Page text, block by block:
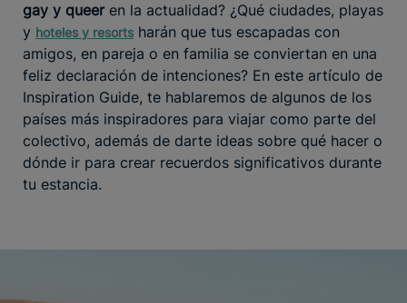
gay y queeren la actualidad? ¿Qué ciudades, playas
y hoteles y resorts harán que tus escapadas con
amigos, en pareja o en familia se conviertan en una
feliz declaración de intenciones? En este artículo de
Inspiration Guide, te hablaremos de algunos de los
países más inspiradores para viajar como parte del
colectivo, además de darte ideas sobre qué hacer o
dónde ir para crear recuerdos significativos durante
tu estancia.